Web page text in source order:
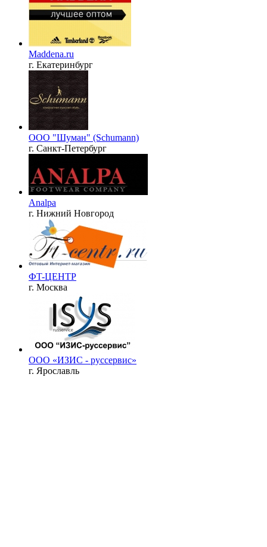
Maddena.ru
г. Екатеринбург
ООО "Шуман" (Schumann)
г. Санкт-Петербург
Analpa
г. Нижний Новгород
ФT-ЦЕНТР
г. Москва
ООО «ИЗИС - руссервис»
г. Ярославль